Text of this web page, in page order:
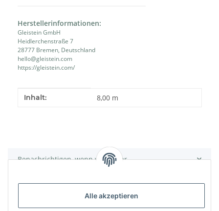
Alle akzeptieren
Herstellerinformationen:
Gleistein GmbH
Heidlerchenstraße 7
28777 Bremen, Deutschland
hello@gleistein.com
https://gleistein.com/
Produkteigenschaft
Wert
Inhalt: 8,00 m
Benachrichtigen, wenn verfügbar